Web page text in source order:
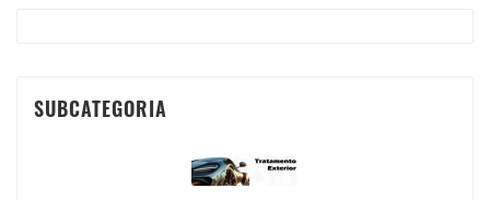
SUBCATEGORIA